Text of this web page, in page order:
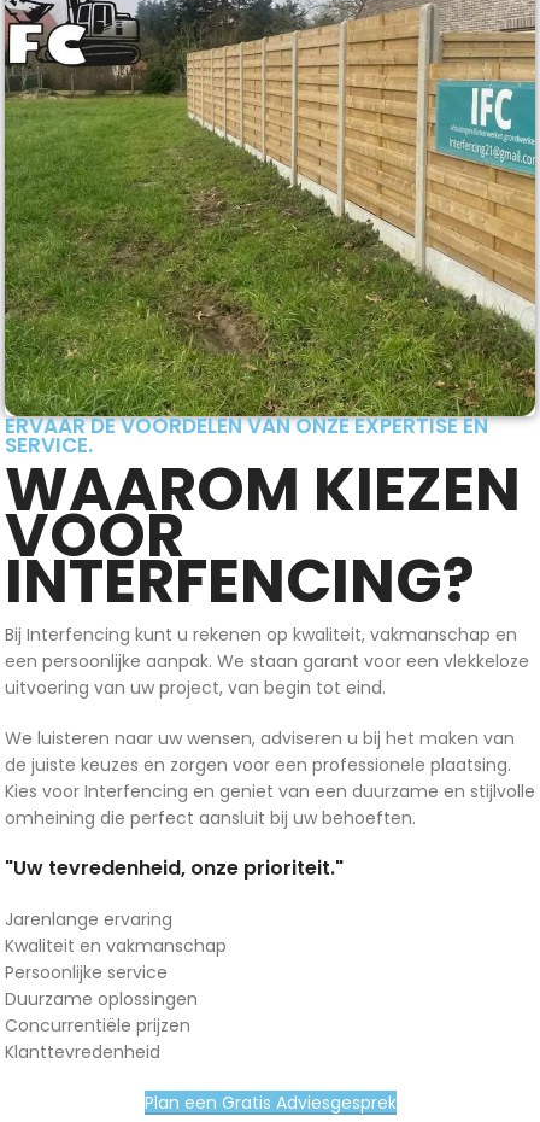
ERVAAR DE VOORDELEN VAN ONZE EXPERTISE EN
SERVICE.
WAAROM KIEZEN
VOOR
INTERFENCING?
Bij Interfencing kunt u rekenen op kwaliteit, vakmanschap en
een persoonlijke aanpak. We staan garant voor een vlekkeloze
uitvoering van uw project, van begin tot eind.
We luisteren naar uw wensen, adviseren u bij het maken van
de juiste keuzes en zorgen voor een professionele plaatsing.
Kies voor Interfencing en geniet van een duurzame en stijlvolle
omheining die perfect aansluit bij uw behoeften.
"Uw tevredenheid, onze prioriteit."
Jarenlange ervaring
Kwaliteit en vakmanschap
Persoonlijke service
Duurzame oplossingen
Concurrentiële prijzen
Klanttevredenheid
Plan een Gratis Adviesgesprek